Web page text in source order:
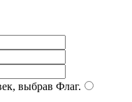
выбрав Флаг.